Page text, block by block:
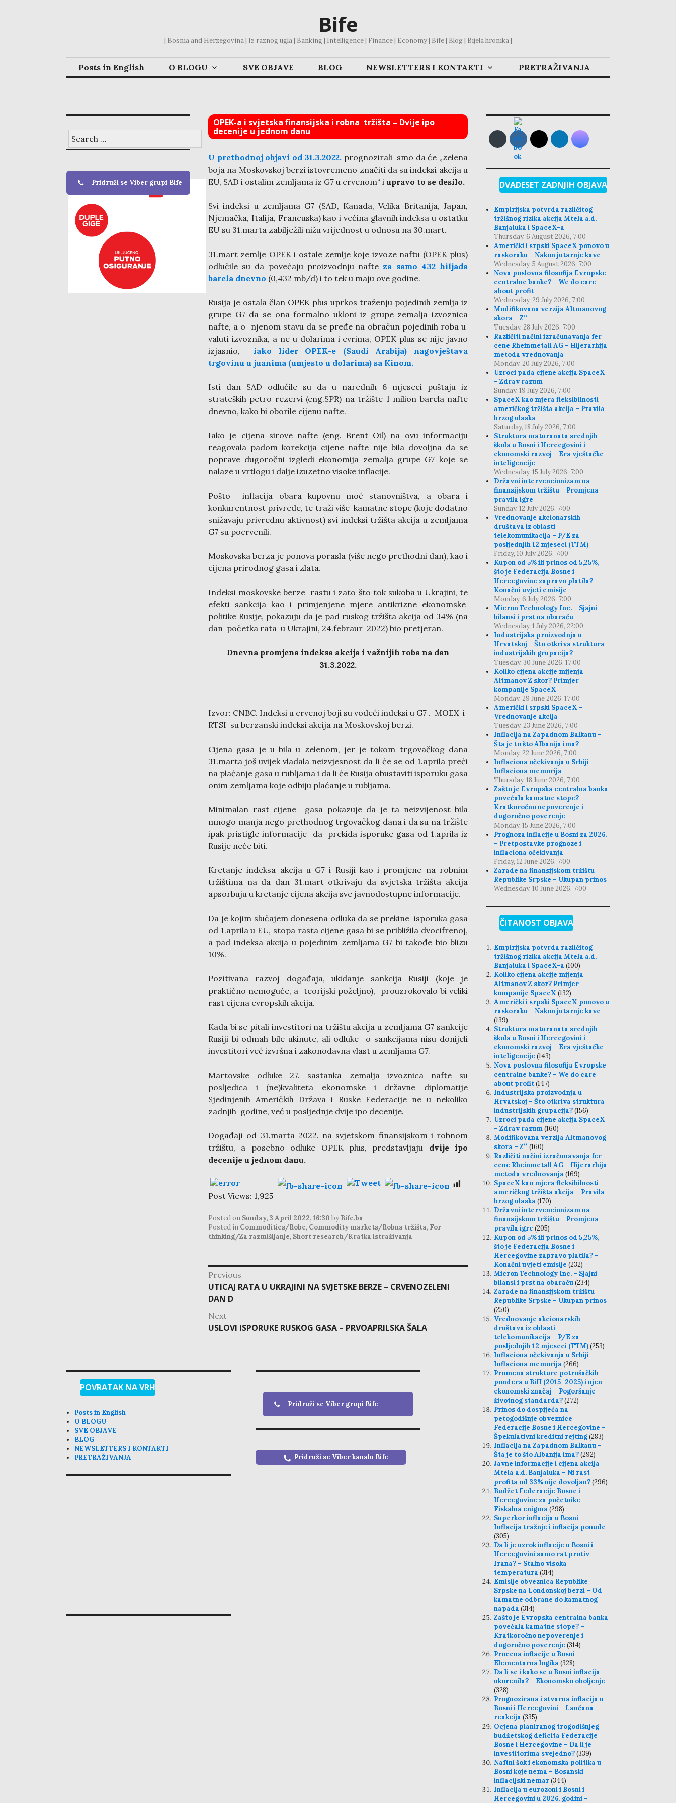
Bife
| Bosnia and Herzegovina | Iz raznog ugla | Banking | Intelligence | Finance | Economy | Bife | Blog | Bijela hronika |
Posts in English O BLOGU SVE OBJAVE BLOG NEWSLETTERS I KONTAKTI PRETRAŽIVANJA
OPEK-a i svjetska finansijska i robna tržišta – Dvije ipo
decenije u jednom danu
U prethodnoj objavi od 31.3.2022. prognozirali smo da će „zelena
boja na Moskovskoj berzi istovremeno značiti da su indeksi akcija u
EU, SAD i ostalim zemljama iz G7 u crvenom“ i upravo to se desilo.
Svi indeksi u zemljama G7 (SAD, Kanada, Velika Britanija, Japan,
Njemačka, Italija, Francuska) kao i većina glavnih indeksa u ostatku
EU su 31.marta zabilježili nižu vrijednost u odnosu na 30.mart.
31.mart zemlje OPEK i ostale zemlje koje izvoze naftu (OPEK plus)
odlučile su da povećaju proizvodnju nafte za samo 432 hiljada
barela dnevno (0,432 mb/d) i to tek u maju ove godine.
Rusija je ostala član OPEK plus uprkos traženju pojedinih zemlja iz
grupe G7 da se ona formalno ukloni iz grupe zemalja izvoznica
nafte, a o njenom stavu da se pređe na obračun pojedinih roba u
valuti izvoznika, a ne u dolarima i evrima, OPEK plus se nije javno
izjasnio,iako lider OPEK-e (Saudi Arabija) nagovještava
trgovinu u juanima (umjesto u dolarima) sa Kinom.
Isti dan SAD odlučile su da u narednih 6 mjeseci puštaju iz
strateških petro rezervi (eng.SPR) na tržište 1 milion barela nafte
dnevno, kako bi oborile cijenu nafte.
Iako je cijena sirove nafte (eng. Brent Oil) na ovu informaciju
reagovala padom korekcija cijene nafte nije bila dovoljna da se
poprave dugoročni izgledi ekonomija zemalja grupe G7 koje se
nalaze u vrtlogu i dalje izuzetno visoke inflacije.
Pošto inflacija obara kupovnu moć stanovništva, a obara i
konkurentnost privrede, te traži više kamatne stope (koje dodatno
snižavaju privrednu aktivnost) svi indeksi tržišta akcija u zemljama
G7 su pocrvenili.
Moskovska berza je ponova porasla (više nego prethodni dan), kao i
cijena prirodnog gasa i zlata.
Indeksi moskovske berze rastu i zato što tok sukoba u Ukrajini, te
efekti sankcija kao i primjenjene mjere antikrizne ekonomske
politike Rusije, pokazuju da je pad ruskog tržišta akcija od 34% (na
dan početka rata u Ukrajini, 24.febraur 2022) bio pretjeran.
Dnevna promjena indeksa akcija i važnijih roba na dan
31.3.2022.
Izvor: CNBC. Indeksi u crvenoj boji su vodeći indeksi u G7 . MOEX i
RTSI su berzanski indeksi akcija na Moskovskoj berzi.
Cijena gasa je u bila u zelenom, jer je tokom trgovačkog dana
31.marta još uvijek vladala neizvjesnost da li će se od 1.aprila preći
na plaćanje gasa u rubljama i da li će Rusija obustaviti isporuku gasa
onim zemljama koje odbiju plaćanje u rubljama.
Minimalan rast cijene gasa pokazuje da je ta neizvijenost bila
mnogo manja nego prethodnog trgovačkog dana i da su na tržište
ipak pristigle informacije da prekida isporuke gasa od 1.aprila iz
Rusije neće biti.
Kretanje indeksa akcija u G7 i Rusiji kao i promjene na robnim
tržištima na da dan 31.mart otkrivaju da svjetska tržišta akcija
apsorbuju u kretanje cijena akcija sve javnodostupne informacije.
Da je kojim slučajem donesena odluka da se prekine isporuka gasa
od 1.aprila u EU, stopa rasta cijene gasa bi se približila dvocifrenoj,
a pad indeksa akcija u pojedinim zemljama G7 bi takođe bio blizu
10%.
Pozitivana razvoj događaja, ukidanje sankcija Rusiji (koje je
praktično nemoguće, a teorijski poželjno), prouzrokovalo bi veliki
rast cijena evropskih akcija.
Kada bi se pitali investitori na tržištu akcija u zemljama G7 sankcije
Rusiji bi odmah bile ukinute, ali odluke o sankcijama nisu donijeli
investitori već izvršna i zakonodavna vlast u zemljama G7.
Martovske odluke 27. sastanka zemalja izvoznica nafte su
posljedica i (ne)kvaliteta ekonomske i državne diplomatije
Sjedinjenih Američkih Država i Ruske Federacije ne u nekoliko
zadnjih godine, već u posljednje dvije ipo decenije.
Događaji od 31.marta 2022. na svjetskom finansijskom i robnom
tržištu, a posebno odluke OPEK plus, predstavljaju dvije ipo
decenije u jednom danu.
Post Views: 1,925
Posted on Sunday, 3 April 2022, 16:30 by Bife.ba
Posted in Commodities/Robe, Commodity markets/Robna tržišta, For
thinking/Za razmišljanje, Short research/Kratka istraživanja
post
navigation
Previous
Previous
post:
UTICAJ RATA U UKRAJINI NA SVJETSKE BERZE – CRVENOZELENI
DAN D
Next
Next
post:
USLOVI ISPORUKE RUSKOG GASA – PRVOAPRILSKA ŠALA
for:
Pridruži se Viber grupi Bife DVADESET ZADNJIH OBJAVA
Empirijska potvrda različitog
tržišnog rizika akcija Mtela a.d.
Banjaluka i SpaceX-a
Thursday, 6 August 2026, 7:00
Američki i srpski SpaceX ponovo u
raskoraku – Nakon jutarnje kave
Wednesday, 5 August 2026, 7:00
Nova poslovna filosofija Evropske
centralne banke? – We do care
about profit
Wednesday, 29 July 2026, 7:00
Modifikovana verzija Altmanovog
skora – Z′′
Tuesday, 28 July 2026, 7:00
Različiti načini izračunavanja fer
cene Rheinmetall AG – Hijerarhija
metoda vrednovanja
Monday, 20 July 2026, 7:00
Uzroci pada cijene akcija SpaceX
– Zdrav razum
Sunday, 19 July 2026, 7:00
SpaceX kao mjera fleksibilnosti
američkog tržišta akcija – Pravila
brzog ulaska
Saturday, 18 July 2026, 7:00
Struktura maturanata srednjih
škola u Bosni i Hercegovini i
ekonomski razvoj – Era vještačke
inteligencije
Wednesday, 15 July 2026, 7:00
Državni intervencionizam na
finansijskom tržištu – Promjena
pravila igre
Sunday, 12 July 2026, 7:00
Vrednovanje akcionarskih
društava iz oblasti
telekomunikacija – P/E za
posljednjih 12 mjeseci (TTM)
Friday, 10 July 2026, 7:00
Kupon od 5% ili prinos od 5,25%,
što je Federacija Bosne i
Hercegovine zapravo platila? –
Konačni uvjeti emisije
Monday, 6 July 2026, 7:00
Micron Technology Inc. – Sjajni
bilansi i prst na obaraču
Wednesday, 1 July 2026, 22:00
Industrijska proizvodnja u
Hrvatskoj – Što otkriva struktura
industrijskih grupacija?
Tuesday, 30 June 2026, 17:00
Koliko cijena akcije mijenja
Altmanov Z skor? Primjer
kompanije SpaceX
Monday, 29 June 2026, 17:00
Američki i srpski SpaceX –
Vrednovanje akcija
Tuesday, 23 June 2026, 7:00
Inflacija na Zapadnom Balkanu –
Šta je to što Albanija ima?
Monday, 22 June 2026, 7:00
Inflaciona očekivanja u Srbiji –
Inflaciona memorija
Thursday, 18 June 2026, 7:00
Zašto je Evropska centralna banka
povećala kamatne stope? –
Kratkoročno nepoverenje i
dugoročno poverenje
Monday, 15 June 2026, 7:00
Prognoza inflacije u Bosni za 2026.
– Pretpostavke prognoze i
inflaciona očekivanja
Friday, 12 June 2026, 7:00
Zarade na finansijskom tržištu
Republike Srpske – Ukupan prinos
Wednesday, 10 June 2026, 7:00
ČITANOST OBJAVA
Empirijska potvrda različitog
tržišnog rizika akcija Mtela a.d.
Banjaluka i SpaceX-a (100)
Koliko cijena akcije mijenja
Altmanov Z skor? Primjer
kompanije SpaceX (132)
Američki i srpski SpaceX ponovo u
raskoraku – Nakon jutarnje kave
(139)
Struktura maturanata srednjih
škola u Bosni i Hercegovini i
ekonomski razvoj – Era vještačke
inteligencije (143)
Nova poslovna filosofija Evropske
centralne banke? – We do care
about profit(147)
Industrijska proizvodnja u
Hrvatskoj – Što otkriva struktura
industrijskih grupacija?(156)
Uzroci pada cijene akcija SpaceX
– Zdrav razum(160)
Modifikovana verzija Altmanovog
skora – Z′′ (160)
Različiti načini izračunavanja fer
cene Rheinmetall AG – Hijerarhija
metoda vrednovanja (169)
SpaceX kao mjera fleksibilnosti
američkog tržišta akcija – Pravila
brzog ulaska (170)
Državni intervencionizam na
finansijskom tržištu – Promjena
pravila igre (205)
Kupon od 5% ili prinos od 5,25%,
što je Federacija Bosne i
Hercegovine zapravo platila? –
Konačni uvjeti emisije (232)
Micron Technology Inc. – Sjajni
bilansi i prst na obaraču(234)
Zarade na finansijskom tržištu
Republike Srpske – Ukupan prinos
(250)
Vrednovanje akcionarskih
društava iz oblasti
telekomunikacija – P/E za
posljednjih 12 mjeseci (TTM)(253)
Inflaciona očekivanja u Srbiji –
Inflaciona memorija (266)
Promena strukture potrošačkih
pondera u BiH (2015–2025) i njen
ekonomski značaj – Pogoršanje
životnog standarda?(272)
Prinos do dospijeća na
petogodišnje obveznice
Federacije Bosne i Hercegovine –
Špekulativni kreditni rejting(283)
Inflacija na Zapadnom Balkanu –
Šta je to što Albanija ima?(292)
Javne informacije i cijena akcija
Mtela a.d. Banjaluka – Ni rast
profita od 33% nije dovoljan?(296)
Budžet Federacije Bosne i
Hercegovine za početnike –
Fiskalna enigma (298)
Superkor inflacija u Bosni –
Inflacija tražnje i inflacija ponude
(305)
Da li je uzrok inflacije u Bosni i
Hercegovini samo rat protiv
Irana? – Stalno visoka
temperatura (314)
Emisije obveznica Republike
Srpske na Londonskoj berzi – Od
kamatne odbrane do kamatnog
napada (314)
Zašto je Evropska centralna banka
povećala kamatne stope? –
Kratkoročno nepoverenje i
dugoročno poverenje (314)
Procena inflacije u Bosni –
Elementarna logika (328)
Da li se i kako se u Bosni inflacija
ukorenila? – Ekonomsko oboljenje
(328)
Prognozirana i stvarna inflacija u
Bosni i Hercegovini – Lančana
reakcija (335)
Ocjena planiranog trogodišnjeg
budžetskog deficita Federacije
Bosne i Hercegovine – Da li je
investitorima svejedno?(339)
Naftni šok i ekonomska politika u
Bosni koje nema – Bosanski
inflacijski nemar(344)
Inflacija u eurozoni i Bosni i
Hercegovini u 2026. godini –
POVRATAK NA VRH
Posts in English
O BLOGU
SVE OBJAVE
BLOG
NEWSLETTERS I KONTAKTI
PRETRAŽIVANJA
Pridruži se Viber grupi Bife
Pridruži se Viber kanalu Bife